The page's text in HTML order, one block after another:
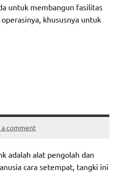
untuk membangun fasilitas
khususnya untuk
a comment
adalah alat pengolah dan
cara setempat, tangki ini